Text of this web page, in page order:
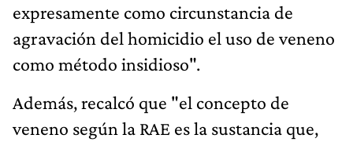
expresamente como circunstancia de
agravación del homicidio el uso de veneno
como método insidioso".
Además, recalcó que "el concepto de
veneno según la RAE es la sustancia que,